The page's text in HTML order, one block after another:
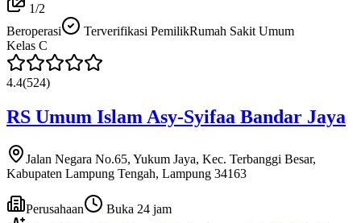
1/2
Beroperasi
Terverifikasi PemilikRumah Sakit Umum
Kelas C
4.4(524)
RS Umum Islam Asy-Syifaa Bandar Jaya
Jalan Negara No.65, Yukum Jaya, Kec. Terbanggi Besar,
Kabupaten Lampung Tengah, Lampung 34163
Perusahaan
Buka 24 jam